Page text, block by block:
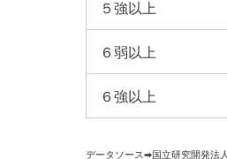
５強以上
６弱以上
６強以上
データソース➡︎国立研究開発法